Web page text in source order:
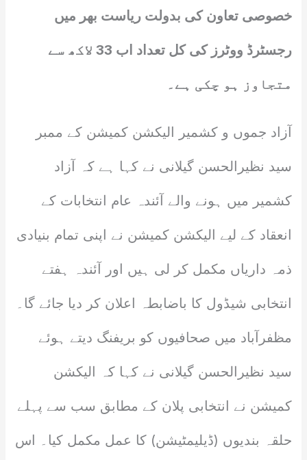
خصوصی تعاون کی بدولت ریاست بھر میں
رجسٹرڈ ووٹرز کی کل تعداد اب 33 لاکھ سے
متجاوز ہو چکی ہے۔
آزاد جموں و کشمیر الیکشن کمیشن کے ممبر
سید نظیرالحسن گیلانی نے کہا ہے کہ آزاد
کشمیر میں ہونے والے آئندہ عام انتخابات کے
انعقاد کے لیے الیکشن کمیشن نے اپنی تمام بنیادی
ذمہ داریاں مکمل کر لی ہیں اور آئندہ ہفتے
انتخابی شیڈول کا باضابطہ اعلان کر دیا جائے گا۔
مظفرآباد میں صحافیوں کو بریفنگ دیتے ہوئے
سید نظیرالحسن گیلانی نے کہا کہ الیکشن
کمیشن نے انتخابی پلان کے مطابق سب سے پہلے
حلقہ بندیوں (ڈیلیمٹیشن) کا عمل مکمل کیا۔ اس